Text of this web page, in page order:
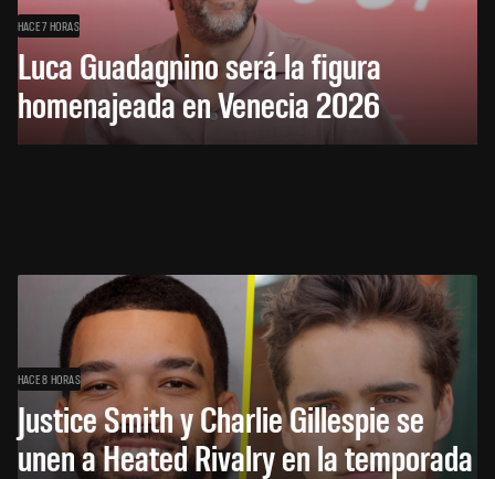
HACE 7 HORAS
Luca Guadagnino será la figura
homenajeada en Venecia 2026
HACE 8 HORAS
Justice Smith y Charlie Gillespie se
unen a Heated Rivalry en la temporada